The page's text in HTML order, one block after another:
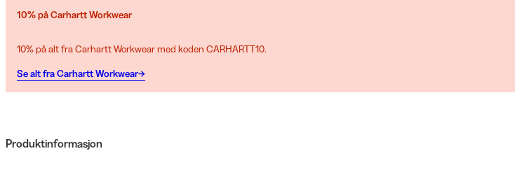
10% på Carhartt Workwear
10% på alt fra Carhartt Workwear med koden CARHARTT10.
Se alt fra Carhartt Workwear→
Produktinformasjon